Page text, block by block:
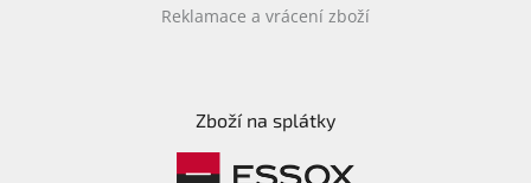
Reklamace a vrácení zboží
Zboží na splátky